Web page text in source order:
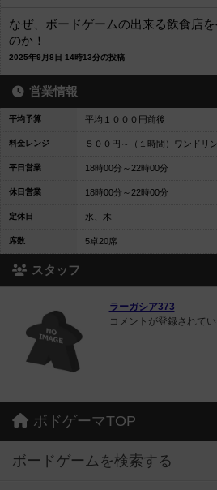
なぜ、ボードゲームの出来る飲食店
のか！
2025年9月8日 14時13分の投稿
営業情報
平均予算 平均１０００円前後
料金レンジ ５００円～（１時間）ワンドリ
平日営業 18時00分～22時00分
休日営業 18時00分～22時00分
定休日 水、木
席数 5卓20席
スタッフ
ラーガシア373
コメントが登録されてい
ボドゲーマTOP
ボードゲームを検索する